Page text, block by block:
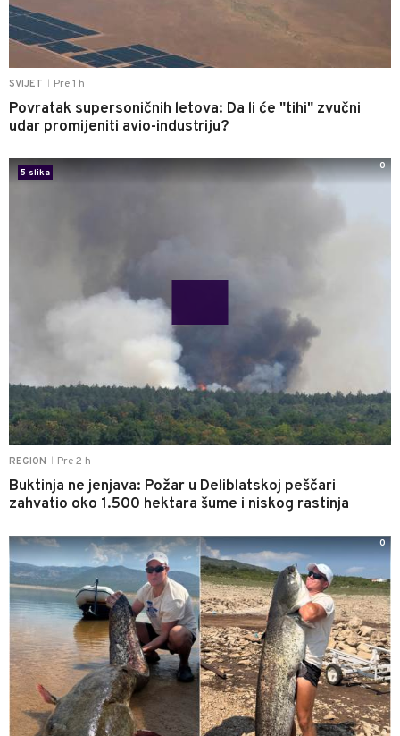
SVIJET Pre 1 h
Povratak supersoničnih letova: Da li će "tihi" zvučni
udar promijeniti avio-industriju?
REGION Pre 2 h
Buktinja ne jenjava: Požar u Deliblatskoj peščari
zahvatio oko 1.500 hektara šume i niskog rastinja
5 slika
0
0